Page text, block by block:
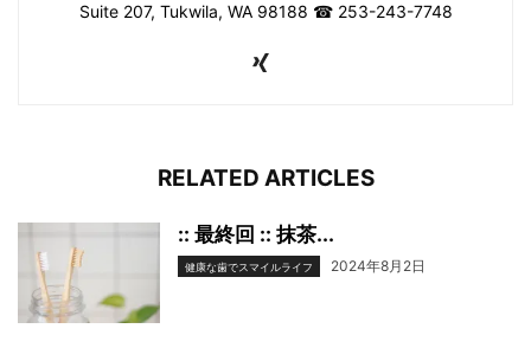
Suite 207, Tukwila, WA 98188 ☎ 253-243-7748
RELATED ARTICLES
:: 最終回 :: 抹茶...
健康な歯でスマイルライフ 2024年8月2日